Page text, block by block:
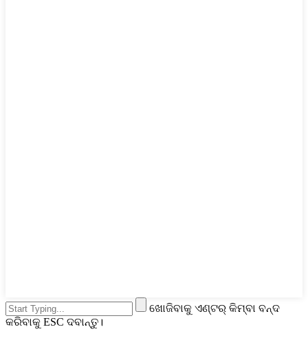
ଖୋଜିବାକୁ ଏଣ୍ଟର୍ କିମ୍ବା ବନ୍ଦ
କରିବାକୁ ESC ଦବାନ୍ତୁ।